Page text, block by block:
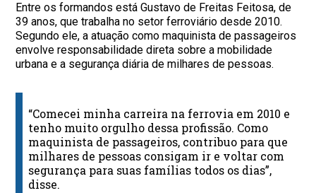
Entre os formandos está Gustavo de Freitas Feitosa, de
39 anos, que trabalha no setor ferroviário desde 2010.
Segundo ele, a atuação como maquinista de passageiros
envolve responsabilidade direta sobre a mobilidade
urbana e a segurança diária de milhares de pessoas.
“Comecei minha carreira na ferrovia em 2010 e
tenho muito orgulho dessa profissão. Como
maquinista de passageiros, contribuo para que
milhares de pessoas consigam ir e voltar com
segurança para suas famílias todos os dias”,
disse.